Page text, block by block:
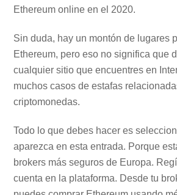
Ethereum online en el 2020.
Sin duda, hay un montón de lugares
Ethereum, pero eso no significa que
cualquier sitio que encuentres en
muchos casos de estafas
criptomonedas.
Todo lo que debes hacer es
aparezca en esta entrada. Porque
brokers más seguros de Europa.
cuenta en la plataforma. Desde tu